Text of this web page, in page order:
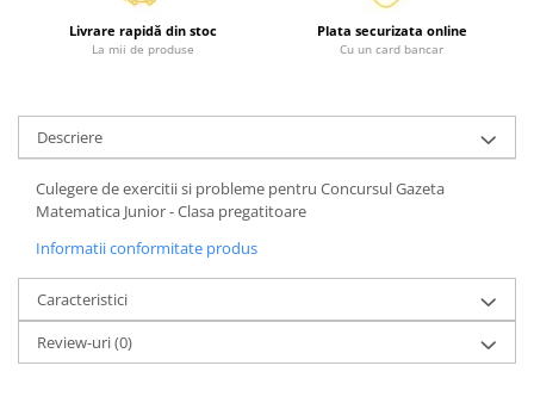
Carti pentru copii
Grafice
Povesti si povestiri
Dictionare si enciclopedii
Atlase
Dictionare tematice
Enciclopedii
Diete si fitness
Livrare rapidă din stoc
La mii de produse
Plata securizata online
Cu un card bancar
Descriere
Culegere de exercitii si probleme pentru Concursul Gazeta
Matematica Junior - Clasa pregatitoare
Informatii conformitate produs
Caracteristici
Review-uri(0)